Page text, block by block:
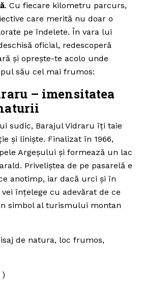
. Cu fiecare kilometru parcurs,
care merită nu doar o
pe îndelete. În vara lui
oficial, redescoperă
și oprește-te acolo unde
său cel mai frumos:
– imensitatea
sudic, Barajul Vidraru îți taie
și liniște. Finalizat în 1966,
Argeșului și formează un lac
Priveliștea de pe pasarelă e
anotimp, iar dacă urci și în
înțelege cu adevărat de ce
simbol al turismului montan
)